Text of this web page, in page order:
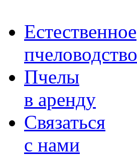
Естественное
пчеловодство
Пчелы
в аренду
Связаться
с нами